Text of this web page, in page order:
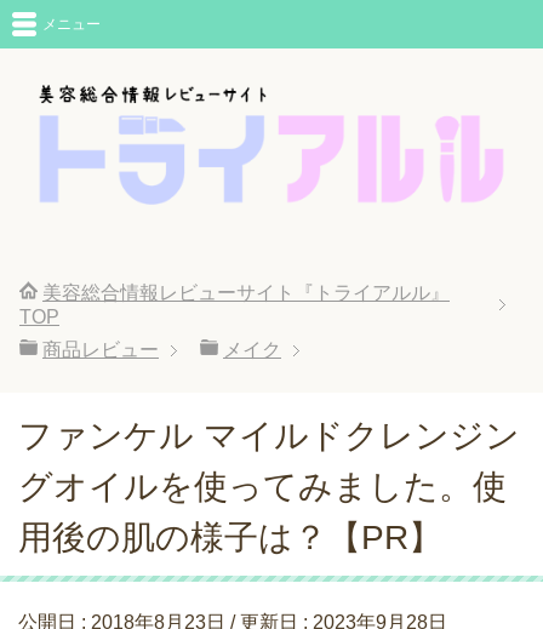
メニュー
美容総合情報レビューサイト『トライアルル』
TOP
商品レビュー
メイク
ファンケル マイルドクレンジン
グオイルを使ってみました。使
用後の肌の様子は？【PR】
公開日 : 2018年8月23日 / 更新日 : 2023年9月28日